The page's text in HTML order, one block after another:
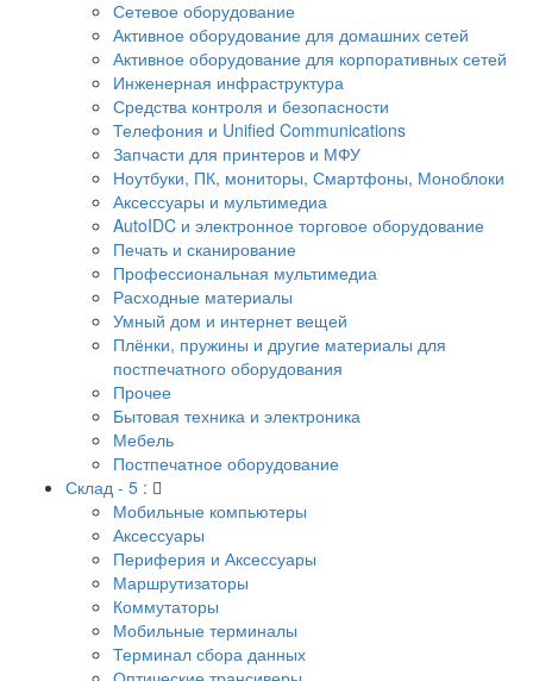
Сетевое оборудование
Активное оборудование для домашних сетей
Активное оборудование для корпоративных сетей
Инженерная инфраструктура
Средства контроля и безопасности
Телефония и Unified Communications
Запчасти для принтеров и МФУ
Ноутбуки, ПК, мониторы, Смартфоны, Моноблоки
Аксессуары и мультимедиа
AutoIDC и электронное торговое оборудование
Печать и сканирование
Профессиональная мультимедиа
Расходные материалы
Умный дом и интернет вещей
Плёнки, пружины и другие материалы для
постпечатного оборудования
Прочее
Бытовая техника и электроника
Мебель
Постпечатное оборудование
Склад - 5 :
Мобильные компьютеры
Аксессуары
Периферия и Аксессуары
Маршрутизаторы
Коммутаторы
Мобильные терминалы
Терминал сбора данных